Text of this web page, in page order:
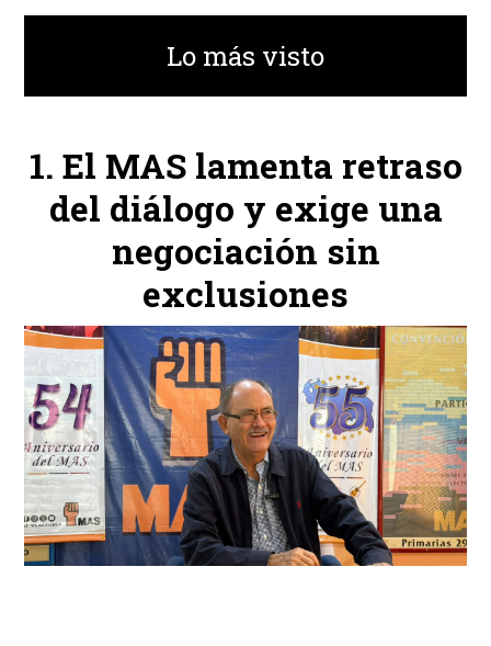
Lo más visto
El MAS lamenta retraso
del diálogo y exige una
negociación sin
exclusiones